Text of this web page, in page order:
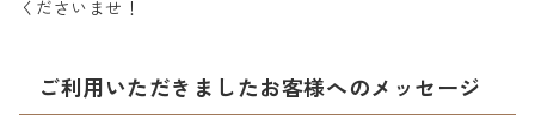
くださいませ！
ご利用いただきましたお客様へのメッセージ